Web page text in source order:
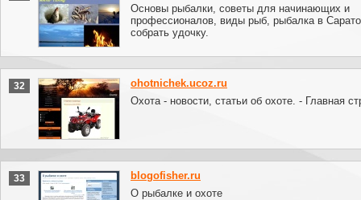
Основы рыбалки, советы для начинающих и
профессионалов, виды рыб, рыбалка в
собрать удочку.
32
ohotnichek.ucoz.ru
Охота - новости, статьи об охоте. - Главная
33
blogofisher.ru
О рыбалке и охоте